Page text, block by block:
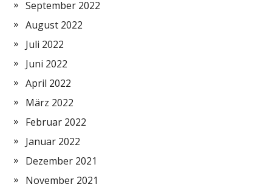
September 2022
August 2022
Juli 2022
Juni 2022
April 2022
März 2022
Februar 2022
Januar 2022
Dezember 2021
November 2021